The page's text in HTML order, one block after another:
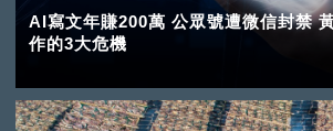
AI寫文年賺200萬 公眾號遭微信封禁
作的3大危機